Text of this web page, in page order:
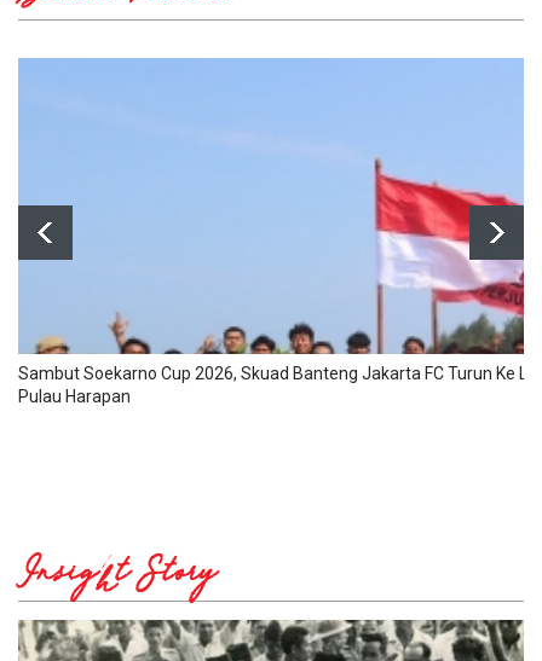
Sambut Soekarno Cup 2026, Skuad Banteng Jakarta FC Turun Ke
Pulau Harapan
Insight Story